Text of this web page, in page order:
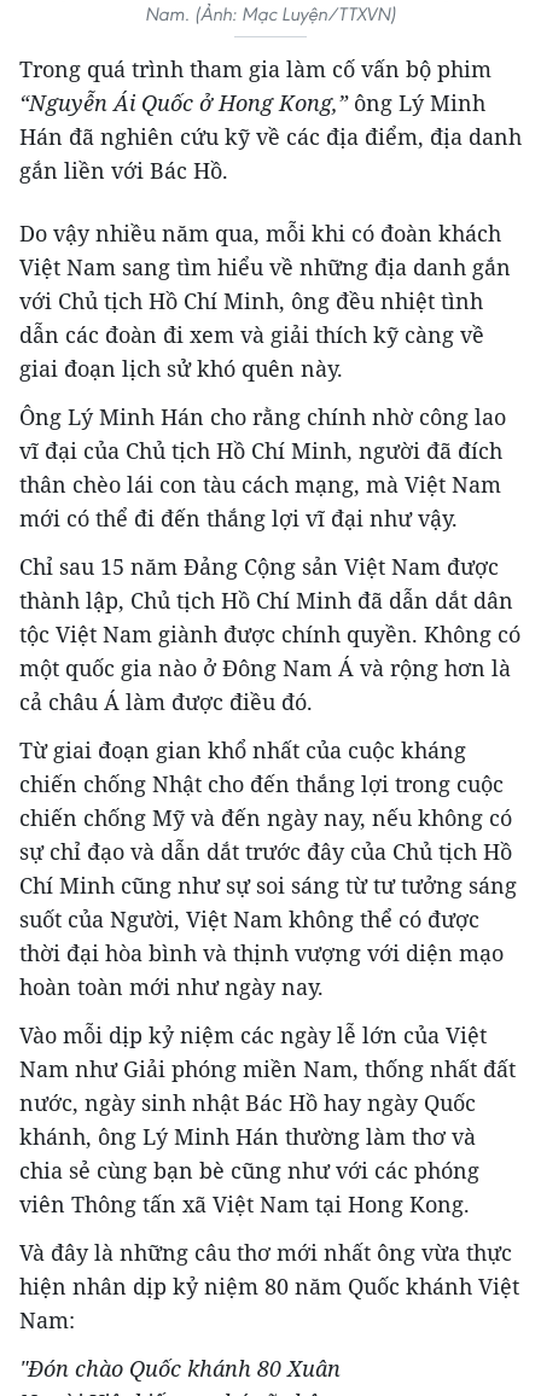
Nam. (Ảnh: Mạc Luyện/TTXVN)
Trong quá trình tham gia làm cố vấn bộ phim
“Nguyễn Ái Quốc ở Hong Kong,”ông Lý Minh
Hán đã nghiên cứu kỹ về các địa điểm, địa danh
gắn liền với Bác Hồ.
Do vậy nhiều năm qua, mỗi khi có đoàn khách
Việt Nam sang tìm hiểu về những địa danh gắn
với Chủ tịch Hồ Chí Minh, ông đều nhiệt tình
dẫn các đoàn đi xem và giải thích kỹ càng về
giai đoạn lịch sử khó quên này.
Ông Lý Minh Hán cho rằng chính nhờ công lao
vĩ đại của Chủ tịch Hồ Chí Minh, người đã đích
thân chèo lái con tàu cách mạng, mà Việt Nam
mới có thể đi đến thắng lợi vĩ đại như vậy.
Chỉ sau 15 năm Đảng Cộng sản Việt Nam được
thành lập, Chủ tịch Hồ Chí Minh đã dẫn dắt dân
tộc Việt Nam giành được chính quyền. Không có
một quốc gia nào ở Đông Nam Á và rộng hơn là
cả châu Á làm được điều đó.
Từ giai đoạn gian khổ nhất của cuộc kháng
chiến chống Nhật cho đến thắng lợi trong cuộc
chiến chống Mỹ và đến ngày nay, nếu không có
sự chỉ đạo và dẫn dắt trước đây của Chủ tịch Hồ
Chí Minh cũng như sự soi sáng từ tư tưởng sáng
suốt của Người, Việt Nam không thể có được
thời đại hòa bình và thịnh vượng với diện mạo
hoàn toàn mới như ngày nay.
Vào mỗi dịp kỷ niệm các ngày lễ lớn của Việt
Nam như Giải phóng miền Nam, thống nhất đất
nước, ngày sinh nhật Bác Hồ hay ngày Quốc
khánh, ông Lý Minh Hán thường làm thơ và
chia sẻ cùng bạn bè cũng như với các phóng
viên Thông tấn xã Việt Nam tại Hong Kong.
Và đây là những câu thơ mới nhất ông vừa thực
hiện nhân dịp kỷ niệm 80 năm Quốc khánh Việt
Nam:
"Đón chào Quốc khánh 80 Xuân